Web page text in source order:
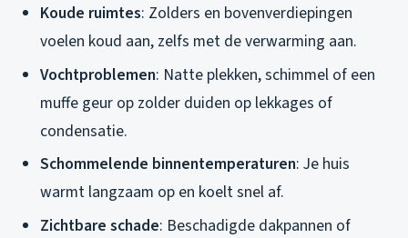
Koude ruimtes: Zolders en bovenverdiepingen
voelen koud aan, zelfs met de verwarming aan.
Vochtproblemen: Natte plekken, schimmel of een
muffe geur op zolder duiden op lekkages of
condensatie.
Schommelende binnentemperaturen: Je huis
warmt langzaam op en koelt snel af.
Zichtbare schade: Beschadigde dakpannen of